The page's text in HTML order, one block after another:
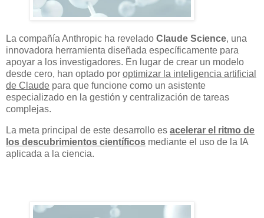
La compañía Anthropic ha revelado Claude Science, una
innovadora herramienta diseñada específicamente para
apoyar a los investigadores. En lugar de crear un modelo
desde cero, han optado por optimizar la inteligencia artificial
de Claude para que funcione como un asistente
especializado en la gestión y centralización de tareas
complejas.
La meta principal de este desarrollo es acelerar el ritmo de
los descubrimientos científicos mediante el uso de la IA
aplicada a la ciencia.